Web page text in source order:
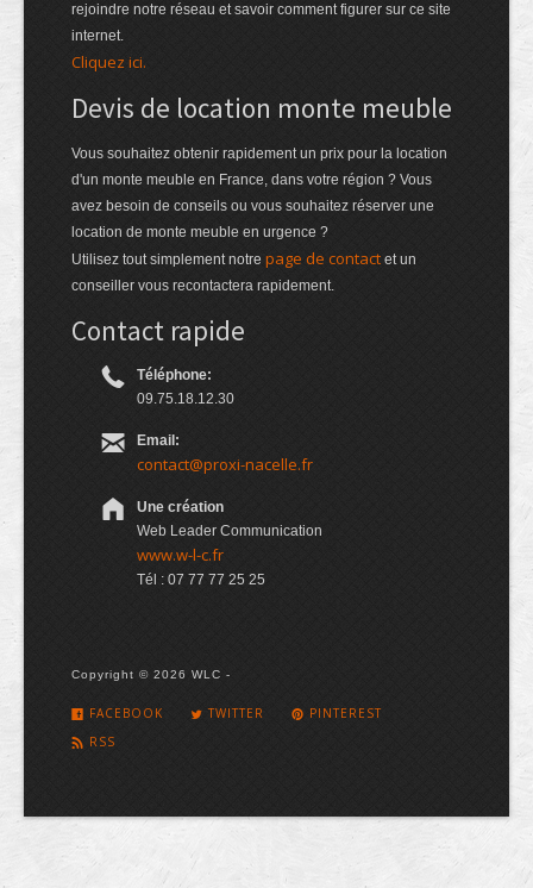
rejoindre notre réseau et savoir comment figurer sur ce site
internet.
Cliquez ici.
Devis de location monte meuble
Vous souhaitez obtenir rapidement un prix pour la location
d'un monte meuble en France, dans votre région ? Vous
avez besoin de conseils ou vous souhaitez réserver une
location de monte meuble en urgence ?
Utilisez tout simplement notre page de contact et un
conseiller vous recontactera rapidement.
Contact rapide
Téléphone:
09.75.18.12.30
Email:
contact@proxi-nacelle.fr
Une création
Web Leader Communication
www.w-l-c.fr
Tél : 07 77 77 25 25
Copyright © 2026 WLC -
FACEBOOK TWITTER
PINTEREST
RSS